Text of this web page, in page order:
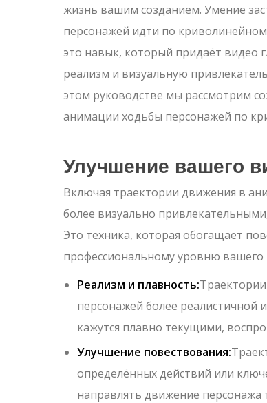
жизнь вашим созданием. Умение
персонажей идти по
это навык, который придаёт видео
реализм и визуальную
этом руководстве мы рассмотрим
анимации ходьбы персонажей по
Улучшение вашего
Включая траектории движения в
более визуально
Это техника, которая обогащает
профессиональному уровню вашего
Реализм и плавность:
персонажей более
кажутся плавно текущими,
Улучшение повествования:
определённых действий или
направлять движение персонажа